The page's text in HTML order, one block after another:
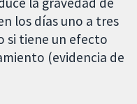
los días uno a tres
si tiene un efecto
(evidencia de